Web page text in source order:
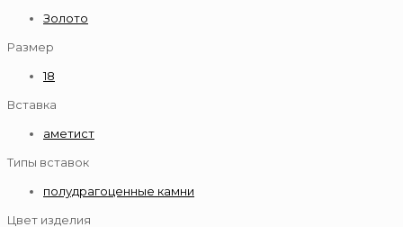
Золото
Размер
18
Вставка
аметист
Типы вставок
полудрагоценные камни
Цвет изделия